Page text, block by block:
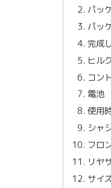
パッ
パッ
完成
ヒル
コン
電池
使用
シャ
フロ
リヤ
サイ